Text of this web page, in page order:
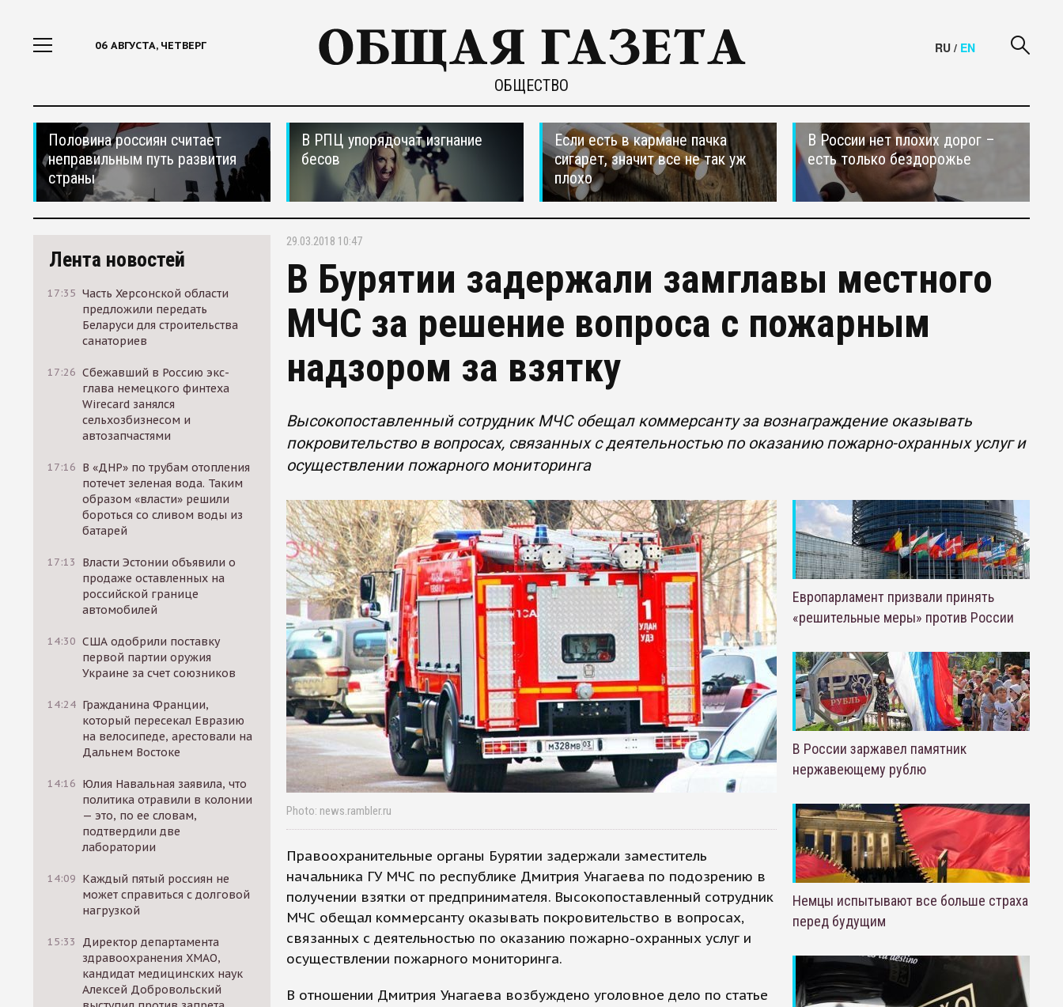
06 АВГУСТА, ЧЕТВЕРГ
ОБЩЕСТВО
RU / EN
Половина россиян считает
неправильным путь развития
страны
В РПЦ упорядочат изгнание
бесов
Если есть в кармане пачка
сигарет, значит все не так уж
плохо
В России нет плохих дорог –
есть только бездорожье
Лента новостей
17:35 Часть Херсонской области
предложили передать
Беларуси для строительства
санаториев
17:26 Сбежавший в Россию экс-
глава немецкого финтеха
Wirecard занялся
сельхозбизнесом и
автозапчастями
17:16 В «ДНР» по трубам отопления
потечет зеленая вода. Таким
образом «власти» решили
бороться со сливом воды из
батарей
17:13
Власти Эстонии объявили о
продаже оставленных на
российской границе
автомобилей
14:30 США одобрили поставку
первой партии оружия
Украине за счет союзников
14:24 Гражданина Франции,
который пересекал Евразию
на велосипеде, арестовали на
Дальнем Востоке
14:16 Юлия Навальная заявила, что
политика отравили в колонии
— это, по ее словам,
подтвердили две
лаборатории
14:09 Каждый пятый россиян не
может справиться с долговой
нагрузкой
15:33
Директор департамента
здравоохранения ХМАО,
кандидат медицинских наук
Алексей Добровольский
29.03.2018 10:47
В Бурятии задержали замглавы местного
МЧС за решение вопроса с пожарным
надзором за взятку
Высокопоставленный сотрудник МЧС обещал коммерсанту за вознаграждение оказывать
покровительство в вопросах, связанных с деятельностью по оказанию пожарно-охранных услуг и
осуществлении пожарного мониторинга
Photo: news.rambler.ru
Правоохранительные органы Бурятии задержали заместитель
начальника ГУ МЧС по республике Дмитрия Унагаева по подозрению в
получении взятки от предпринимателя. Высокопоставленный сотрудник
МЧС обещал коммерсанту оказывать покровительство в вопросах,
связанных с деятельностью по оказанию пожарно-охранных услуг и
осуществлении пожарного мониторинга.
В отношении Дмитрия Унагаева возбуждено уголовное дело по статье
Европарламент призвали принять
«решительные меры» против России
В России заржавел памятник
нержавеющему рублю
Немцы испытывают все больше страха
перед будущим